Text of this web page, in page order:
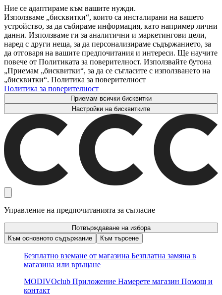
Ние се адаптираме към вашите нужди.
Използваме „бисквитки“, които са инсталирани на вашето
устройство, за да събираме информация, като например лични
данни. Използваме ги за аналитични и маркетингови цели,
наред с други неща, за да персонализираме съдържанието, за
да отговаря на вашите предпочитания и интереси. Ще научите
повече от Политиката за поверителност. Използвайте бутона
„Приемам „бисквитки“, за да се съгласите с използването на
„бисквитки“. Политика за поверителност
Политика за поверителност
Приемам всички бисквитки
Настройки на бисквитките
Управление на предпочитанията за съгласие
Потвърждаване на избора
Към основното съдържание
Към търсене
Безплатно вземане от магазина Безплатна замяна в
магазина или връщане
MODIVOclub Приложение Намерете магазин Помощ и
контакт